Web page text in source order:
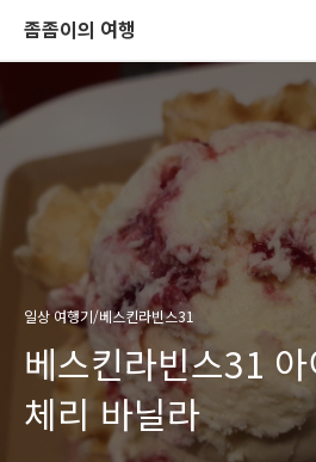
좀좀이의 여행
일상 여행기/베스킨라빈스31
베스킨라빈스31
체리 바닐라